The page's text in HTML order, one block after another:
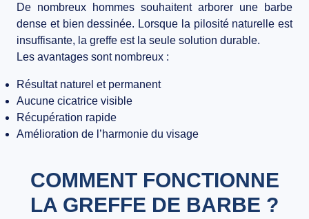
De nombreux hommes souhaitent arborer une barbe
dense et bien dessinée. Lorsque la pilosité naturelle est
insuffisante, la greffe est la seule solution durable.
Les avantages sont nombreux :
Résultat naturel et permanent
Aucune cicatrice visible
Récupération rapide
Amélioration de l’harmonie du visage
COMMENT FONCTIONNE
LA GREFFE DE BARBE ?